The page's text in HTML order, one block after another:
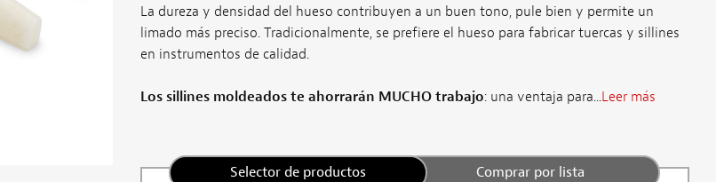
La dureza y densidad del hueso contribuyen a un buen tono, pule bien y permite un
limado más preciso. Tradicionalmente, se prefiere el hueso para fabricar tuercas y sillines
en instrumentos de calidad.
Los sillines moldeados te ahorrarán MUCHO trabajo: una ventaja para...Leer más
Selector de productos Comprar por lista